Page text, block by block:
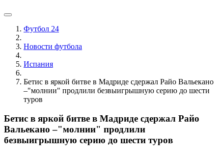
Футбол 24
Новости футбола
Испания
Бетис в яркой битве в Мадриде сдержал Райо Вальекано
–"молнии" продлили безвыигрышную серию до шести
туров
Бетис в яркой битве в Мадриде сдержал Райо
Вальекано –"молнии" продлили
безвыигрышную серию до шести туров